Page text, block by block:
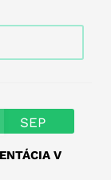
SEP
V